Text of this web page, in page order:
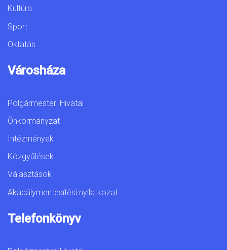
Kultúra
Sport
Oktatás
Városháza
Polgármesteri Hivatal
Önkormányzat
Intézmények
Közgyűlések
Választások
Akadálymentesítési nyilatkozat
Telefonkönyv